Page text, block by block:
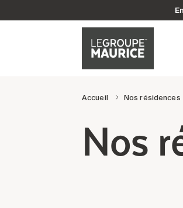
Accueil Nos résidences
Nos